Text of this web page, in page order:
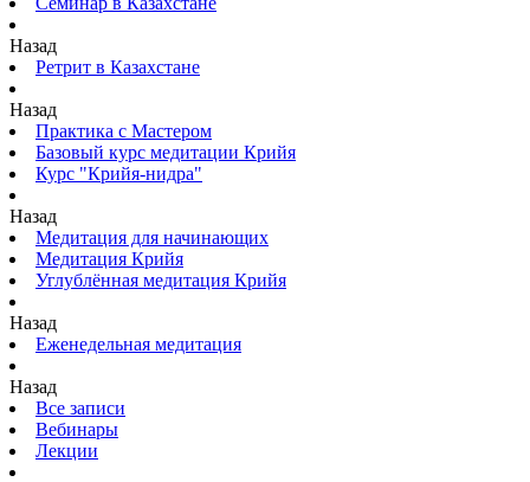
Назад
Ретрит в Казахстане
Назад
Практика с Мастером
Базовый курс медитации Крийя
Курс "Крийя-нидра"
Назад
Медитация для начинающих
Медитация Крийя
Углублённая медитация Крийя
Назад
Еженедельная медитация
Назад
Все записи
Вебинары
Лекции